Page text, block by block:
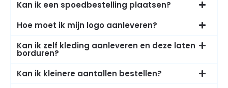
Kan ik een spoedbestelling plaatsen?
Hoe moet ik mijn logo aanleveren?
Kan ik zelf kleding aanleveren en deze laten
borduren?
Kan ik kleinere aantallen bestellen?